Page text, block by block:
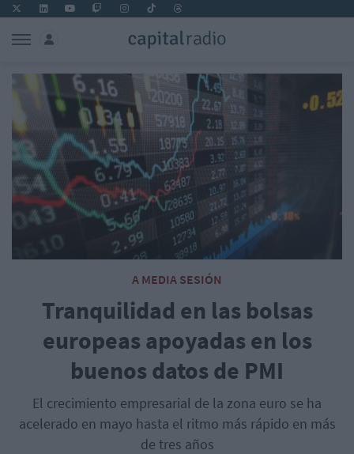
A MEDIA SESIÓN
Tranquilidad en las bolsas
europeas apoyadas en los
buenos datos de PMI
El crecimiento empresarial de la zona euro se ha
acelerado en mayo hasta el ritmo más rápido en más
de tres años